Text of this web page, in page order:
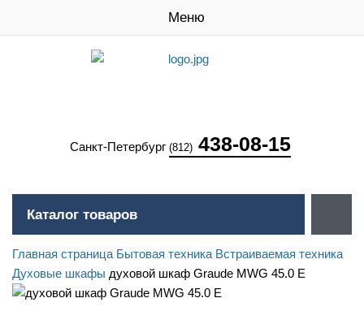
Меню
Санкт-Петербург (812) 438-08-15
Каталог товаров
Главная страница Бытовая техника Встраиваемая техника
Духовые шкафы духовой шкаф Graude MWG 45.0 E